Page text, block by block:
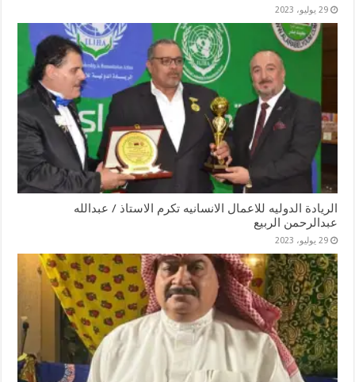
29 يوليو، 2023
الريادة الدوليه للاعمال الانسانيه تكرم الاستاذ / عبدالله
عبدالرحمن الربيع
29 يوليو، 2023